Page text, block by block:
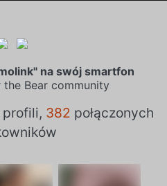
na swój smartfon
Bear community
382 połączonych